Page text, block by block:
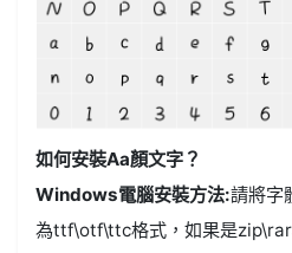
如何安裝Aa顏文字？
Windows電腦安裝方法:請將字
為ttf\otf\ttc格式，如果是zip\rar